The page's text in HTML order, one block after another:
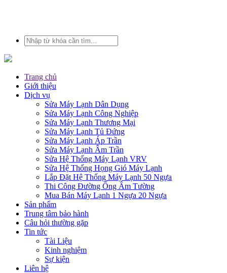
Trang chủ
Giới thiệu
Dịch vụ
Sửa Máy Lạnh Dân Dụng
Sửa Máy Lạnh Công Nghiệp
Sửa Máy Lạnh Thương Mại
Sửa Máy Lạnh Tủ Đứng
Sửa Máy Lạnh Áp Trần
Sửa Máy Lạnh Âm Trần
Sửa Hệ Thống Máy Lạnh VRV
Sửa Hệ Thống Họng Gió Máy Lạnh
Lắp Đặt Hệ Thống Máy Lạnh 50 Ngựa
Thi Công Đường Ống Âm Tường
Mua Bán Máy Lạnh 1 Ngựa 20 Ngựa
Sản phẩm
Trung tâm bảo hành
Câu hỏi thường gặp
Tin tức
Tài Liệu
Kinh nghiệm
Sự kiện
Liên hệ